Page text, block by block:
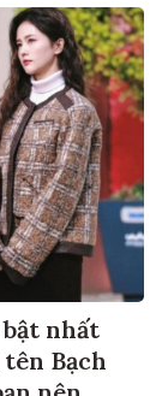
nhất
Bạch